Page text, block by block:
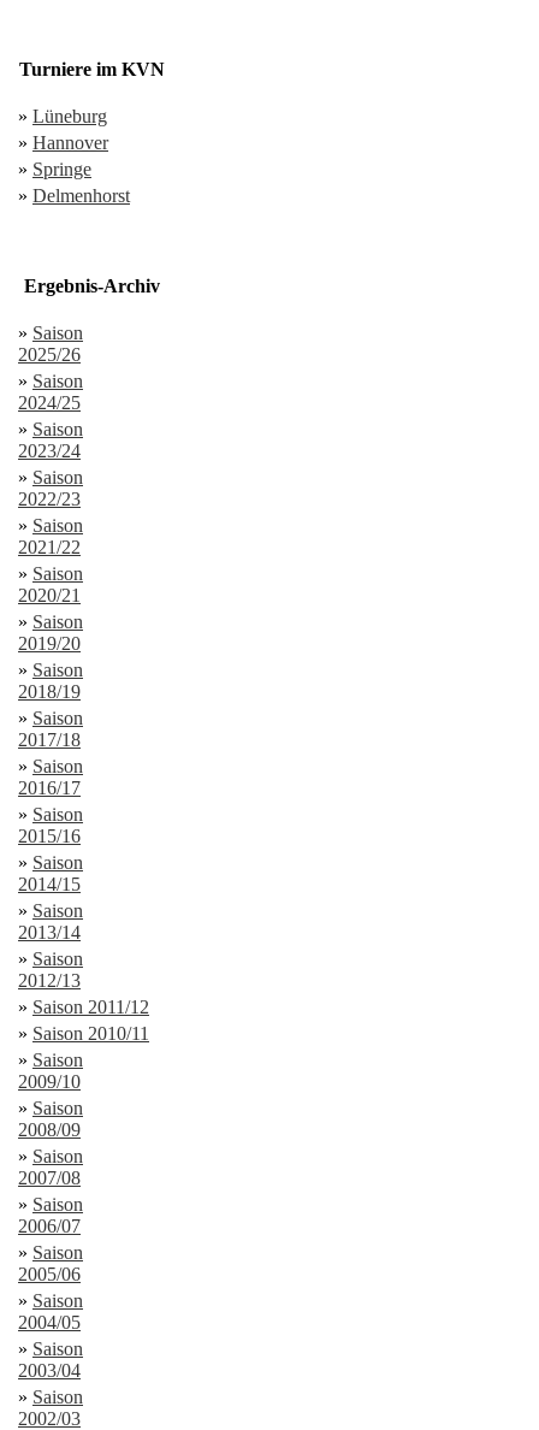
Turniere im KVN
» Lüneburg
» Hannover
» Springe
» Delmenhorst
Ergebnis-Archiv
» Saison
2025/26
» Saison
2024/25
» Saison
2023/24
» Saison
2022/23
» Saison
2021/22
» Saison
2020/21
» Saison
2019/20
» Saison
2018/19
» Saison
2017/18
» Saison
2016/17
» Saison
2015/16
» Saison
2014/15
» Saison
2013/14
» Saison
2012/13
» Saison 2011/12
» Saison 2010/11
» Saison
2009/10
» Saison
2008/09
» Saison
2007/08
» Saison
2006/07
» Saison
2005/06
» Saison
2004/05
» Saison
2003/04
» Saison
2002/03